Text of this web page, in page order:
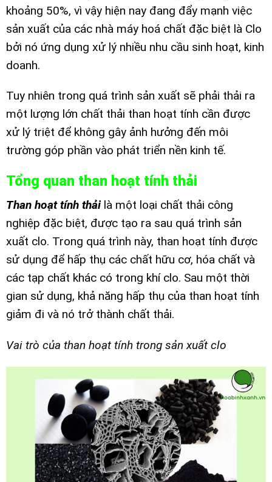
khoảng 50%, vì vậy hiện nay đang đẩy mạnh việc
sản xuất của các nhà máy hoá chất đặc biệt là Clo
bởi nó ứng dụng xử lý nhiều nhu cầu sinh hoạt, kinh
doanh.
Tuy nhiên trong quá trình sản xuất sẽ phải thải ra
một lượng lớn chất thải than hoạt tính cần được
xử lý triệt để không gây ảnh hưởng đến môi
trường góp phần vào phát triển nền kinh tế.
Tổng quan than hoạt tính thải
Than hoạt tính thảilà một loại chất thải công
nghiệp đặc biệt, được tạo ra sau quá trình sản
xuất clo. Trong quá trình này, than hoạt tính được
sử dụng để hấp thụ các chất hữu cơ, hóa chất và
các tạp chất khác có trong khí clo. Sau một thời
gian sử dụng, khả năng hấp thụ của than hoạt tính
giảm đi và nó trở thành chất thải.
Vai trò của than hoạt tính trong sản xuất clo